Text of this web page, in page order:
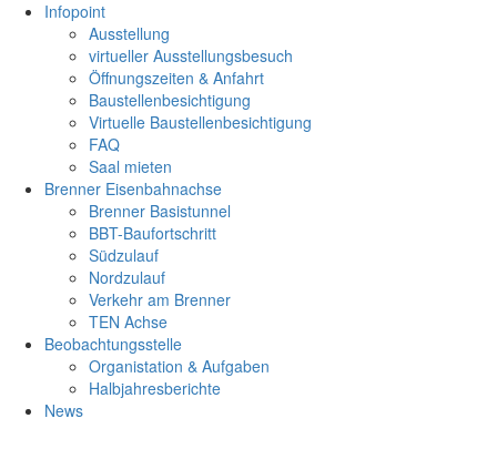
Infopoint
Ausstellung
virtueller Ausstellungsbesuch
Öffnungszeiten & Anfahrt
Baustellenbesichtigung
Virtuelle Baustellenbesichtigung
FAQ
Saal mieten
Brenner Eisenbahnachse
Brenner Basistunnel
BBT-Baufortschritt
Südzulauf
Nordzulauf
Verkehr am Brenner
TEN Achse
Beobachtungsstelle
Organistation & Aufgaben
Halbjahresberichte
News